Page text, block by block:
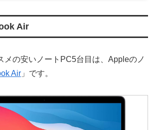
Air
メの安いノートPC5台目は、Appleのノ
Air 」です。